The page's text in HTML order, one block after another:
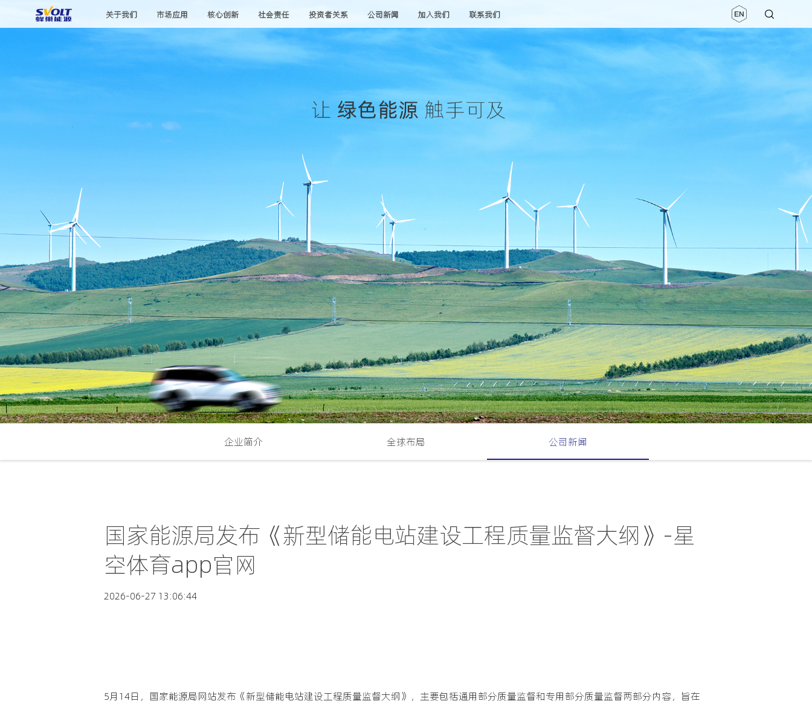
关于我们 市场应用 核心创新 社会责任 投资者关系 公司新闻 加入我们 联系我们
企业简介 全球布局 公司新闻
国家能源局发布《新型储能电站建设工程质量监督大纲》-星
空体育app官网
2026-06-27 13:06:44
5月14日，国家能源局网站发布《新型储能电站建设工程质量监督大纲》，主要包括通用部分质量监督和专用部分质量监督两部分内容，旨在